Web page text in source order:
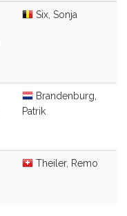
Six, Sonja
Brandenburg,
Patrik
Theiler, Remo